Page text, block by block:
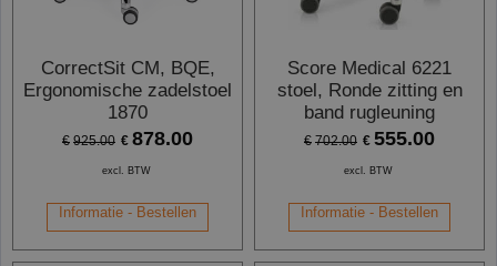
CorrectSit CM, BQE,
Ergonomische zadelstoel
1870
€ 925.00 € 878.00
excl. BTW
Informatie - Bestellen
Score Medical 6221
stoel, Ronde zitting en
band rugleuning
€ 702.00 € 555.00
excl. BTW
Informatie - Bestellen